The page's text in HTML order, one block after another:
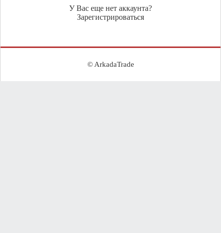
У Вас еще нет аккаунта?
Зарегистрироваться
© ArkadaTrade